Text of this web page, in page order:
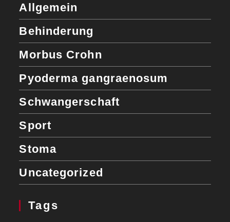
Allgemein
Behinderung
Morbus Crohn
Pyoderma gangraenosum
Schwangerschaft
Sport
Stoma
Uncategorized
Tags